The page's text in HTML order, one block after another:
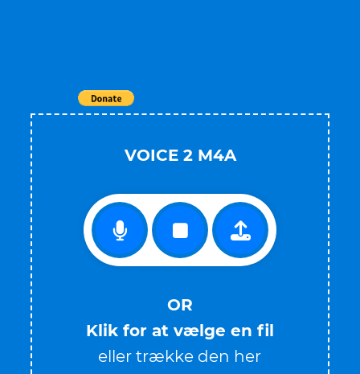
VOICE 2 M4A
OR
Klik for at vælge en fil
eller trække den her